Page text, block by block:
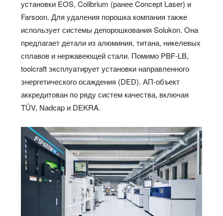
установки EOS, Colibrium (ранее Concept Laser) и
Farsoon. Для удаления порошка компания также
использует системы депорошкования Solukon. Она
предлагает детали из алюминия, титана, никелевых
сплавов и нержавеющей стали. Помимо PBF-LB,
toolcraft эксплуатирует установки направленного
энергетического осаждения (DED). АП-объект
аккредитован по ряду систем качества, включая
TÜV, Nadcap и DEKRA.